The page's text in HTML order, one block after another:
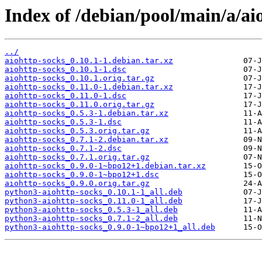
Index of /debian/pool/main/a/
../
aiohttp-socks_0.10.1-1.debian.tar.xz
aiohttp-socks_0.10.1-1.dsc
aiohttp-socks_0.10.1.orig.tar.gz
aiohttp-socks_0.11.0-1.debian.tar.xz
aiohttp-socks_0.11.0-1.dsc
aiohttp-socks_0.11.0.orig.tar.gz
aiohttp-socks_0.5.3-1.debian.tar.xz
aiohttp-socks_0.5.3-1.dsc
aiohttp-socks_0.5.3.orig.tar.gz
aiohttp-socks_0.7.1-2.debian.tar.xz
aiohttp-socks_0.7.1-2.dsc
aiohttp-socks_0.7.1.orig.tar.gz
aiohttp-socks_0.9.0-1~bpo12+1.debian.tar.xz
aiohttp-socks_0.9.0-1~bpo12+1.dsc
aiohttp-socks_0.9.0.orig.tar.gz
python3-aiohttp-socks_0.10.1-1_all.deb
python3-aiohttp-socks_0.11.0-1_all.deb
python3-aiohttp-socks_0.5.3-1_all.deb
python3-aiohttp-socks_0.7.1-2_all.deb
python3-aiohttp-socks_0.9.0-1~bpo12+1_all.deb